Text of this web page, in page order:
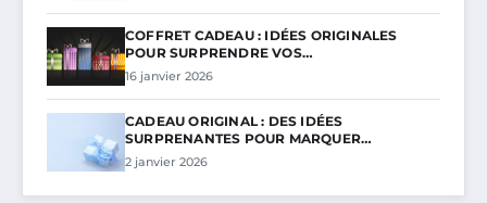
COFFRET CADEAU : IDÉES ORIGINALES
POUR SURPRENDRE VOS…
16 janvier 2026
CADEAU ORIGINAL : DES IDÉES
SURPRENANTES POUR MARQUER…
2 janvier 2026